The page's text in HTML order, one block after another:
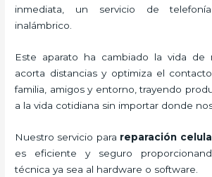
inmediata, un servicio de
inalámbrico.
Este aparato ha cambiado la vida de
acorta distancias y optimiza el
familia, amigos y entorno, trayendo
a la vida cotidiana sin importar donde
Nuestro servicio para reparación
es eficiente y seguro
técnica ya sea al hardware o software.